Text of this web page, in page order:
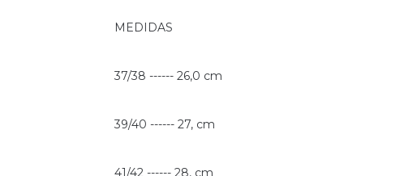
MEDIDAS
37/38 ------ 26,0 cm
39/40 ------ 27, cm
41/42 ------ 28, cm